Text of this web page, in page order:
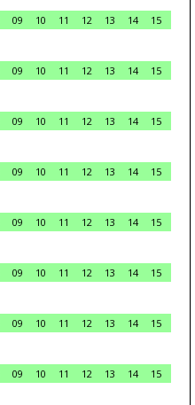
09 10 11 12 13 14
15
09 10 11 12 13 14
15
09 10 11 12 13 14
15
09 10 11 12 13 14
15
09 10 11 12 13 14
15
09 10 11 12 13 14
15
09 10 11 12 13 14
15
09 10 11 12 13 14
15